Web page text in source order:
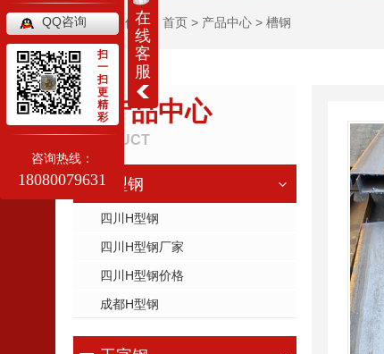
当前位置： 首页 > 产品中心 > 槽钢
产品中心
PRODUCT
H型钢
四川H型钢
四川H型钢厂家
四川H型钢价格
成都H型钢
在
线
客
服
QQ咨询
扫
一
扫
更
精
彩
咨询热线：
18080079631